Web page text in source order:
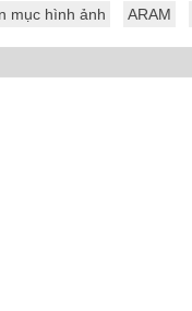
mục hình ảnh ARAM